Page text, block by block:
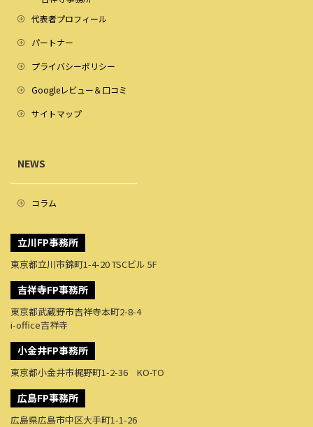
代表者プロフィール
パートナー
プライバシーポリシー
Googleレビュー＆口コミ
サイトマップ
NEWS
コラム
立川FP事務所
東京都立川市錦町1-4-20 TSCビル 5F
吉祥寺FP事務所
東京都武蔵野市吉祥寺本町2-8-4
i-office吉祥寺
小金井FP事務所
東京都小金井市梶野町1-2-36 KO-TO
広島FP事務所
広島県広島市中区大手町1-1-26